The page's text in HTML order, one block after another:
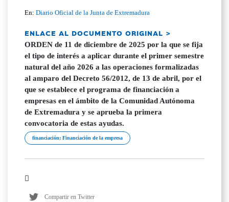
En:Diario Oficial de la Junta de Extremadura
ENLACE AL DOCUMENTO ORIGINAL >
ORDEN de 11 de diciembre de 2025 por la que se fija
el tipo de interés a aplicar durante el primer semestre
natural del año 2026 a las operaciones formalizadas
al amparo del Decreto 56/2012, de 13 de abril, por el
que se establece el programa de financiación a
empresas en el ámbito de la Comunidad Autónoma
de Extremadura y se aprueba la primera
convocatoria de estas ayudas.
financiación; Financiación de la empresa
Compartir en Twitter